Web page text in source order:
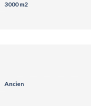
3000 m2
Ancien